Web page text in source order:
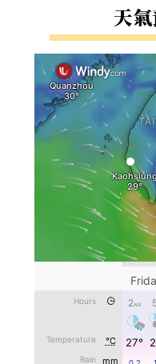
右邊區域
天